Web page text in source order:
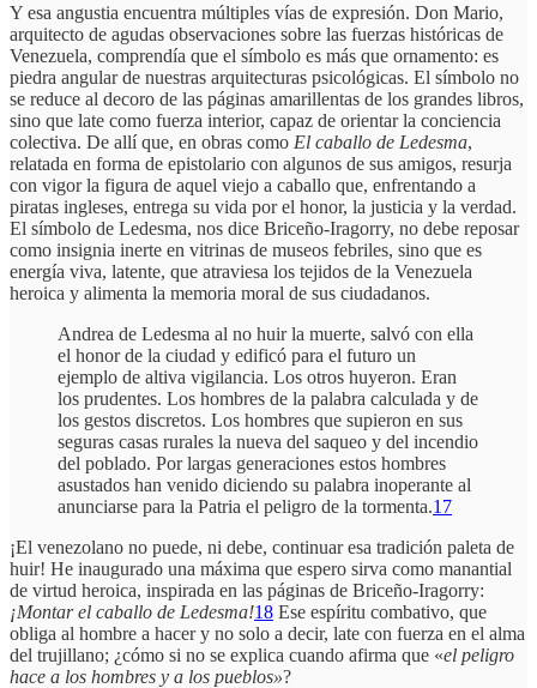
Y esa angustia encuentra múltiples vías de expresión. Don Mario,
arquitecto de agudas observaciones sobre las fuerzas históricas de
Venezuela, comprendía que el símbolo es más que ornamento: es
piedra angular de nuestras arquitecturas psicológicas. El símbolo no
se reduce al decoro de las páginas amarillentas de los grandes libros,
sino que late como fuerza interior, capaz de orientar la conciencia
colectiva. De allí que, en obras como El caballo de Ledesma,
relatada en forma de epistolario con algunos de sus amigos, resurja
con vigor la figura de aquel viejo a caballo que, enfrentando a
piratas ingleses, entrega su vida por el honor, la justicia y la verdad.
El símbolo de Ledesma, nos dice Briceño-Iragorry, no debe reposar
como insignia inerte en vitrinas de museos febriles, sino que es
energía viva, latente, que atraviesa los tejidos de la Venezuela
heroica y alimenta la memoria moral de sus ciudadanos.
Andrea de Ledesma al no huir la muerte, salvó con ella
el honor de la ciudad y edificó para el futuro un
ejemplo de altiva vigilancia. Los otros huyeron. Eran
los prudentes. Los hombres de la palabra calculada y de
los gestos discretos. Los hombres que supieron en sus
seguras casas rurales la nueva del saqueo y del incendio
del poblado. Por largas generaciones estos hombres
asustados han venido diciendo su palabra inoperante al
anunciarse para la Patria el peligro de la tormenta.17
¡El venezolano no puede, ni debe, continuar esa tradición paleta de
huir! He inaugurado una máxima que espero sirva como manantial
de virtud heroica, inspirada en las páginas de Briceño-Iragorry:
¡Montar el caballo de Ledesma!18 Ese espíritu combativo, que
obliga al hombre a hacer y no solo a decir, late con fuerza en el alma
del trujillano; ¿cómo si no se explica cuando afirma que «el peligro
hace a los hombres y a los pueblos»?